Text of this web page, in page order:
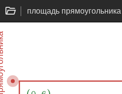
площадь прямоугольника